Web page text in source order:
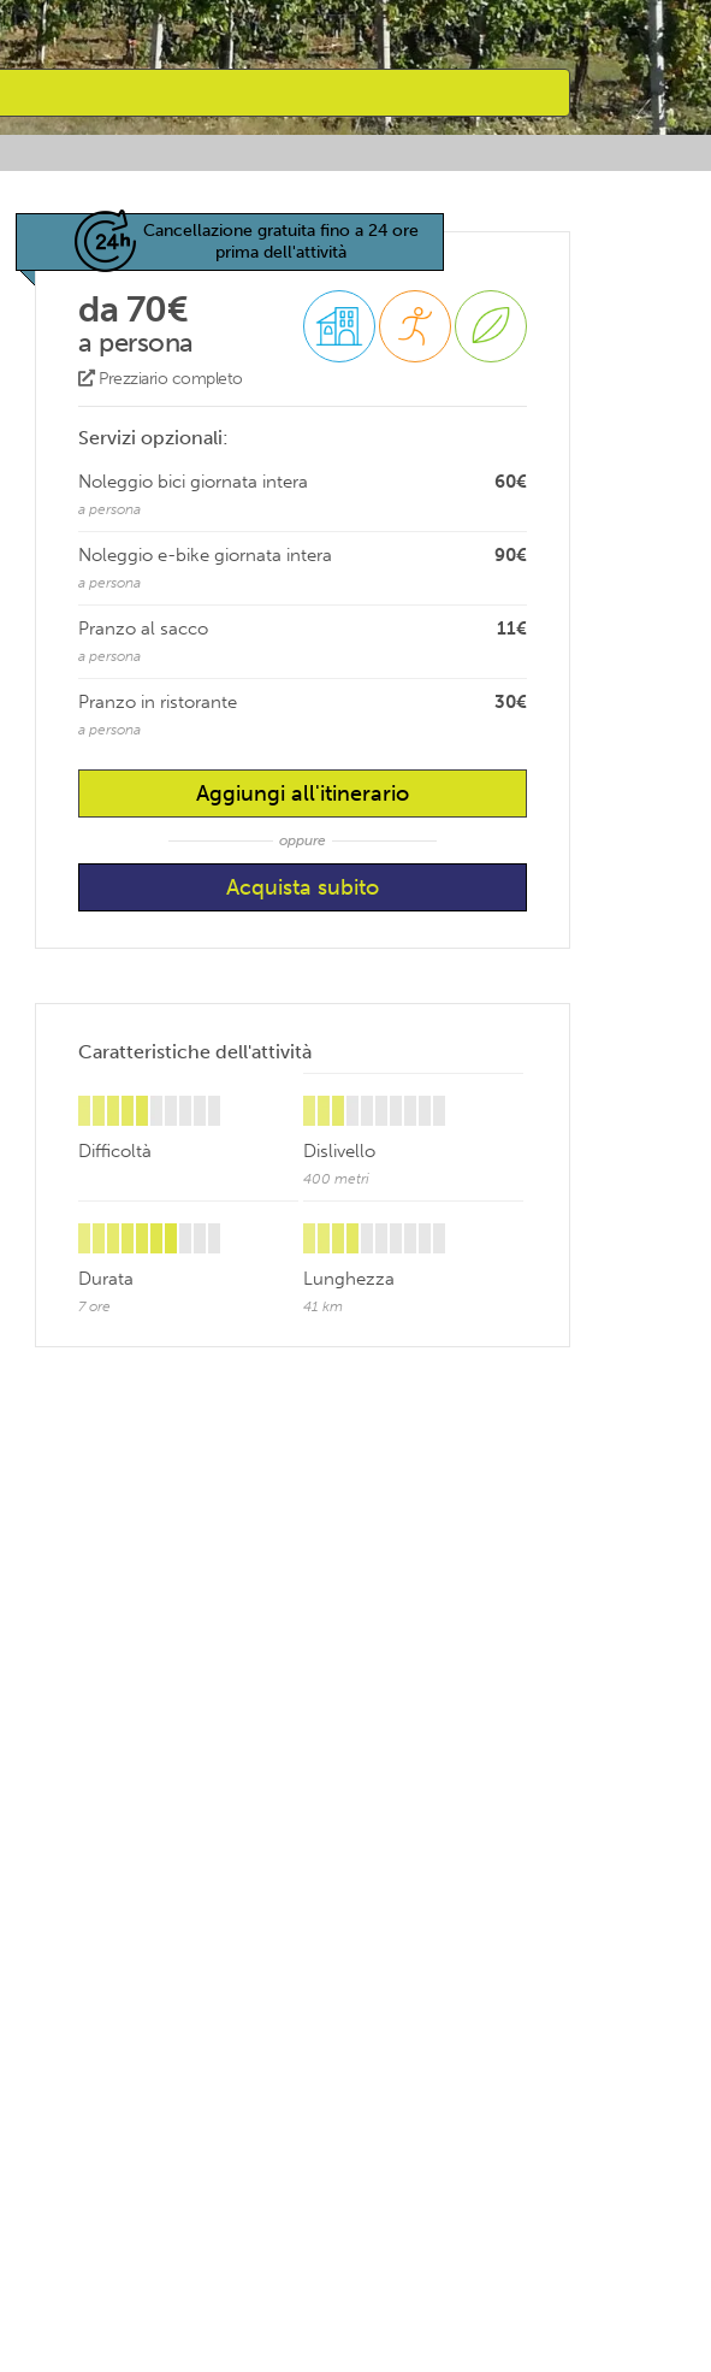
Cancellazione gratuita fino a 24 ore
prima dell'attività
da 70€
a persona
Prezziario completo
Servizi opzionali:
60€
Noleggio bici giornata intera
a persona
90€
Noleggio e-bike giornata intera
a persona
11€
Pranzo al sacco
a persona
30€
Pranzo in ristorante
a persona
Aggiungi all'itinerario
oppure
Caratteristiche dell'attività
Difficoltà Dislivello
400 metri
Durata
7 ore
Lunghezza
41 km